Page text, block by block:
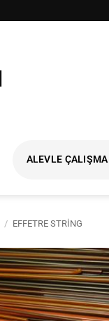
ALEVLE ÇALIŞMA
/ EFFETRE STRING